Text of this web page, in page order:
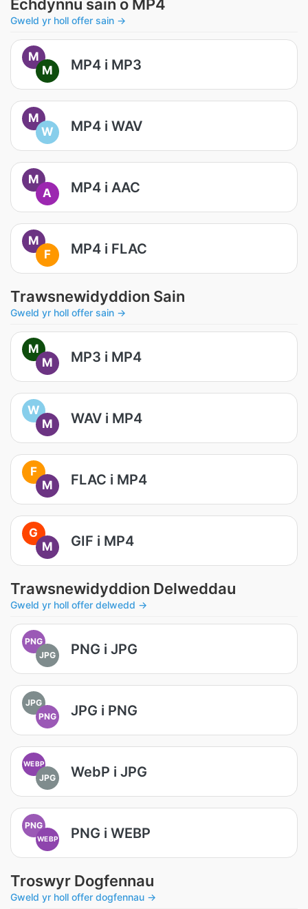
Echdynnu sain o MP4
Gweld yr holl offer sain →
M
M
MP4 i MP3
M
W
MP4 i WAV
M
A
MP4 i AAC
M
F
MP4 i FLAC
Trawsnewidyddion Sain
Gweld yr holl offer sain →
M
M
MP3 i MP4
W
M
WAV i MP4
F
M
FLAC i MP4
G
M
GIF i MP4
Trawsnewidyddion Delweddau
Gweld yr holl offer delwedd →
PNG
JPG
PNG i JPG
JPG
PNG
JPG i PNG
WEBP
JPG WebP i JPG
PNG
WEBP PNG i WEBP
Troswyr Dogfennau
Gweld yr holl offer dogfennau →